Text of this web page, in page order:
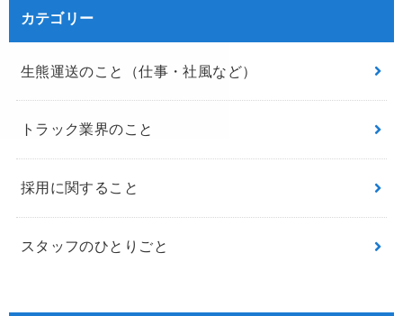
カテゴリー
生熊運送のこと（仕事・社風など）
トラック業界のこと
採用に関すること
スタッフのひとりごと